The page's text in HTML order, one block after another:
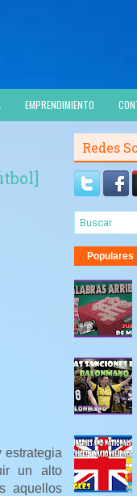
EMPRENDIMIENTO
estrategia
un alto
aquellos
Redes
Populares